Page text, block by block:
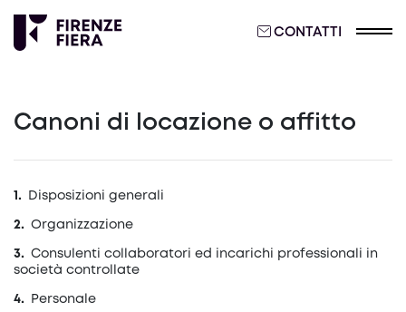
CONTATTI
Disposizioni generali
Organizzazione
Consulenti collaboratori ed incarichi professionali in
società controllate
Personale
Canoni di locazione o affitto